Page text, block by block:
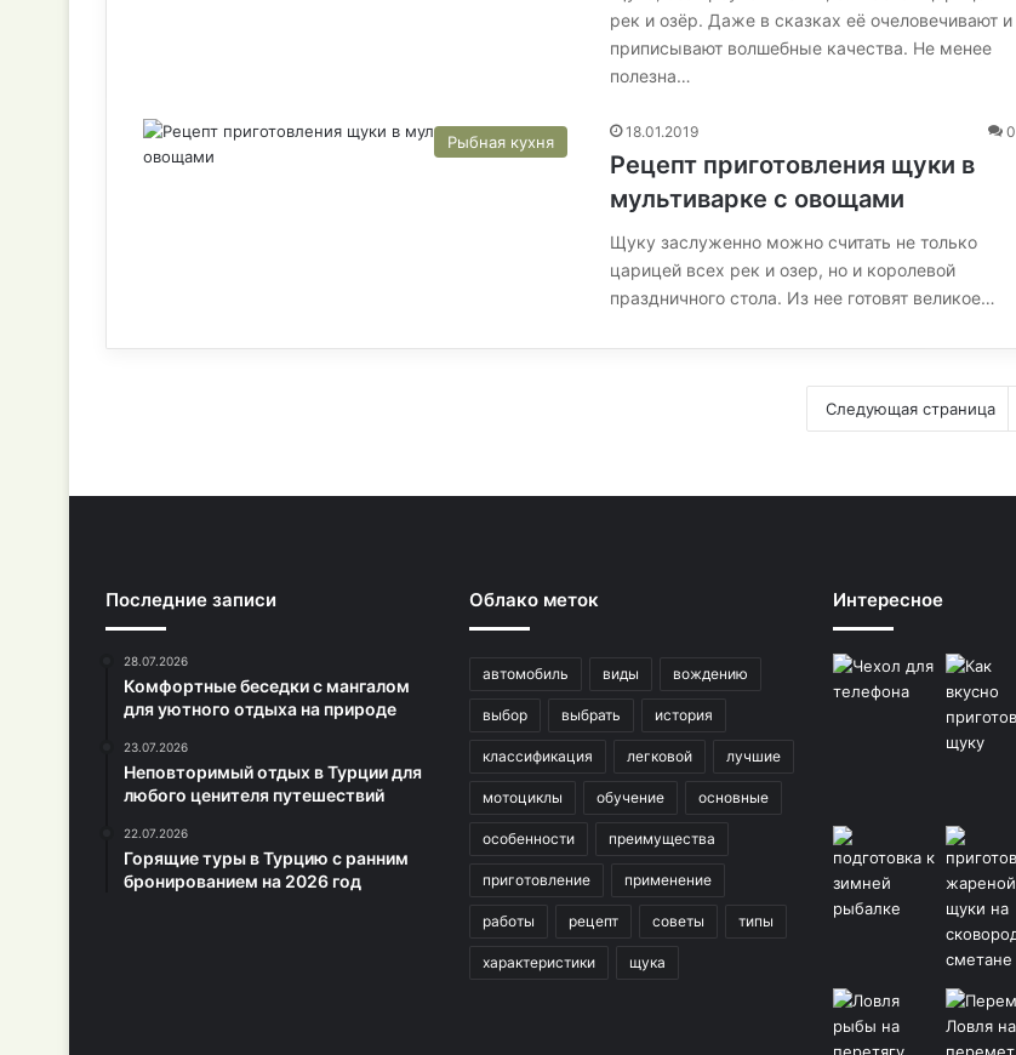
рек и озёр. Даже в сказках её очеловечивают и
приписывают волшебные качества. Не менее
полезна…
Рыбная кухня
18.01.2019 0
Рецепт приготовления щуки в
мультиварке с овощами
Щуку заслуженно можно считать не только
царицей всех рек и озер, но и королевой
праздничного стола. Из нее готовят великое…
Следующая страница
Последние записи
28.07.2026
Комфортные беседки с мангалом
для уютного отдыха на природе
23.07.2026
Неповторимый отдых в Турции для
любого ценителя путешествий
22.07.2026
Горящие туры в Турцию с ранним
бронированием на 2026 год
Облако меток
автомобиль виды вождению
выбор выбрать история
классификация легковой лучшие
мотоциклы обучение основные
особенности преимущества
приготовление применение
работы рецепт советы типы
характеристики щука
Интересное